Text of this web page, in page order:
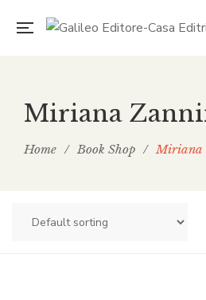
Miriana
Home / Book Shop / Miriana